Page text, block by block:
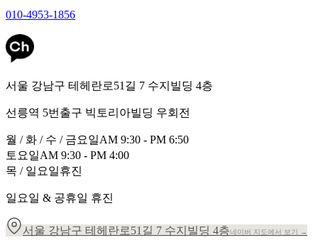
010-4953-1856
서울 강남구 테헤란로51길 7 수지빌딩 4층
선릉역 5번출구 빅토리아빌딩 우회전
월 / 화 / 수 / 금요일AM 9:30 - PM 6:50
토요일AM 9:30 - PM 4:00
목 / 일요일휴진
일요일 & 공휴일 휴진
서울 강남구 테헤란로51길 7 수지빌딩 4층네이버 지도에서 보기 →